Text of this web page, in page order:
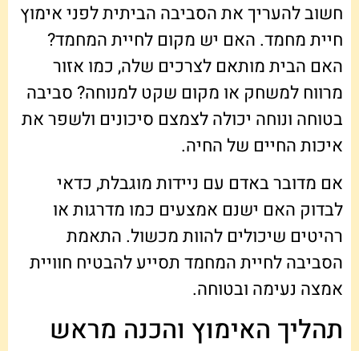
חשוב להעריך את הסביבה הביתית לפני אימוץ
חיית מחמד. האם יש מקום לחיית המחמד?
האם הבית מותאם לצרכים שלה, כמו אזור
מרווח למשחק או מקום שקט למנוחה? סביבה
בטוחה ונוחה יכולה לצמצם סיכונים ולשפר את
איכות החיים של החיה.
אם מדובר באדם עם ניידות מוגבלת, כדאי
לבדוק האם ישנם אמצעים כמו מדרגות או
רהיטים שיכולים להוות מכשול. התאמת
הסביבה לחיית המחמד תסייע להבטיח חוויית
אמצה נעימה ובטוחה.
תהליך האימוץ והכנה מראש